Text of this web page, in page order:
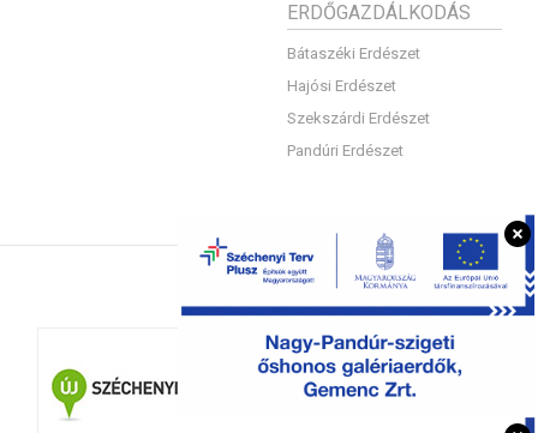
ERDŐGAZDÁLKODÁS
Bátaszéki Erdészet
Hajósi Erdészet
Szekszárdi Erdészet
Pandúri Erdészet